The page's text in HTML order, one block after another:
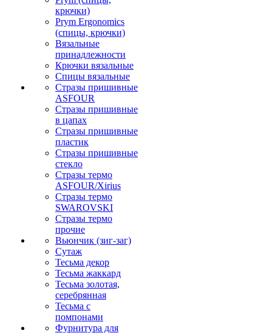
крючки)
Prym Ergonomics
(спицы, крючки)
Вязальные
принадлежности
Крючки вязальные
Спицы вязальные
Стразы пришивные
ASFOUR
Стразы пришивные
в цапах
Стразы пришивные
пластик
Стразы пришивные
стекло
Стразы термо
ASFOUR/Xirius
Стразы термо
SWAROVSKI
Стразы термо
прочие
Вьюнчик (зиг-заг)
Сутаж
Тесьма декор
Тесьма жаккард
Тесьма золотая,
серебрянная
Тесьма с
помпонами
Фурнитура для